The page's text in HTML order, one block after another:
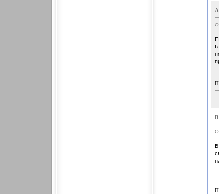
В